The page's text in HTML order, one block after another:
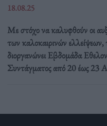
18.08.25
Με στόχο να καλυφθούν οι
των καλοκαιρινών
διοργανώνει Εβδομάδα
Συντάγματος από 20 έως 23